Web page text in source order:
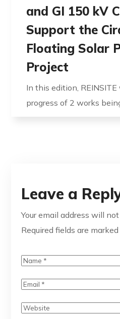
and GI 150 kV
Support the
Floating Solar
Project
In this edition,
progress of 2 works
Leave a
Your email address will
Required fields are